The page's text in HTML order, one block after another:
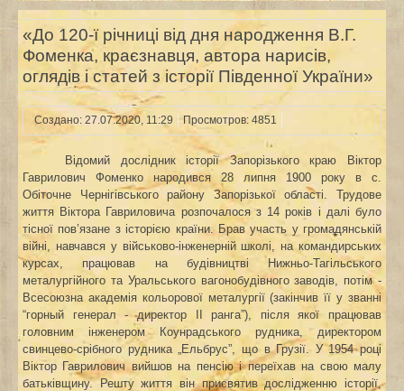
«До 120-ї річниці від дня народження В.Г.
Фоменка, краєзнавця, автора нарисів,
оглядів і статей з історії Південної України»
Создано: 27.07.2020, 11:29 Просмотров: 4851
Відомий дослідник історії Запорізького краю Віктор
Гаврилович Фоменко народився 28 липня 1900 року в с.
Обіточне Чернігівського району Запорізької області. Трудове
життя Віктора Гавриловича розпочалося з 14 років і далі було
тісної пов’язане з історією країни. Брав участь у громадянській
війні, навчався у військово-інженерній школі, на командирських
курсах, працював на будівництві Нижньо-Тагільського
металургійного та Уральського вагонобудівного заводів, потім -
Всесоюзна академія кольорової металургії (закінчив її у званні
“горный генерал - директор II ранга”), після якої працював
головним інженером Коунрадського рудника, директором
свинцево-срібного рудника „Ельбрус”, що в Грузії. У 1954 році
Віктор Гавриловичвийшов на пенсію і переїхав на свою малу
батьківщину. Решту життя він присвятив дослідженню історії,